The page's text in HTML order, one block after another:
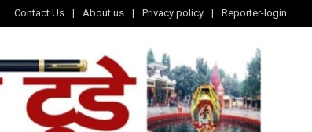
Contact Us About us Privacy policy Reporter-login